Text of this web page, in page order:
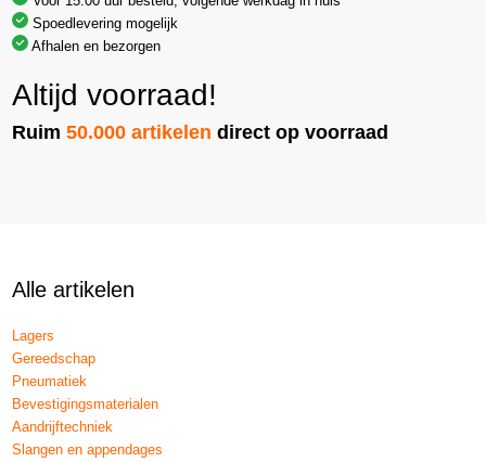
Spoedlevering mogelijk
Afhalen en bezorgen
Altijd voorraad!
Ruim50.000 artikelen direct op voorraad
Alle artikelen
Lagers
Gereedschap
Pneumatiek
Bevestigingsmaterialen
Aandrijftechniek
Slangen en appendages